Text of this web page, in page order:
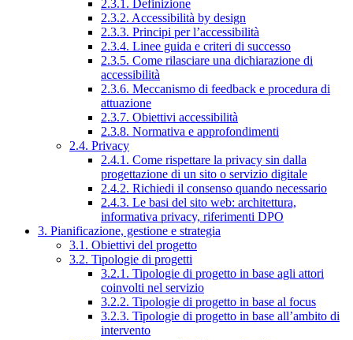
2.3.1. Definizione
2.3.2. Accessibilità by design
2.3.3. Principi per l’accessibilità
2.3.4. Linee guida e criteri di successo
2.3.5. Come rilasciare una dichiarazione di
accessibilità
2.3.6. Meccanismo di feedback e procedura di
attuazione
2.3.7. Obiettivi accessibilità
2.3.8. Normativa e approfondimenti
2.4. Privacy
2.4.1. Come rispettare la privacy sin dalla
progettazione di un sito o servizio digitale
2.4.2. Richiedi il consenso quando necessario
2.4.3. Le basi del sito web: architettura,
informativa privacy, riferimenti DPO
3. Pianificazione, gestione e strategia
3.1. Obiettivi del progetto
3.2. Tipologie di progetti
3.2.1. Tipologie di progetto in base agli attori
coinvolti nel servizio
3.2.2. Tipologie di progetto in base al focus
3.2.3. Tipologie di progetto in base all’ambito di
intervento